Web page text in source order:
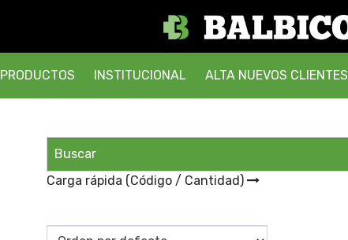
PRODUCTOS INSTITUCIONAL ALTA NUEVOS CLIENTES
Carga rápida (Código / Cantidad)